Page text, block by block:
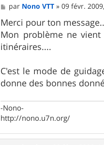
M
e
s
s
a
g
e
par Nono VTT »09 févr.
Merci pour ton
Mon problème ne
itinéraires....
C'est le mode de
donne des bonnes
-Nono-
http://nono.u7n.org/